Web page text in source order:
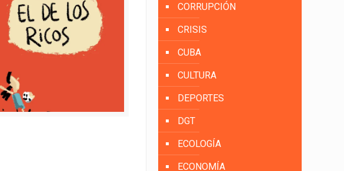
CORRUPCIÓN
CRISIS
CUBA
CULTURA
DEPORTES
DGT
ECOLOGÍA
ECONOMÍA